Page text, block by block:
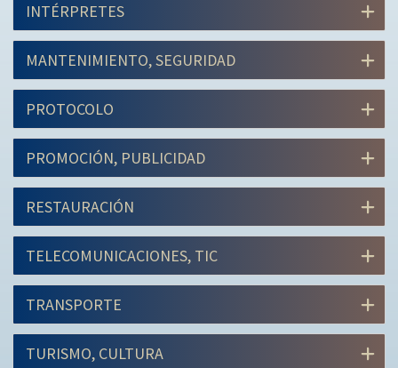
INTÉRPRETES
MANTENIMIENTO, SEGURIDAD
PROTOCOLO
PROMOCIÓN, PUBLICIDAD
RESTAURACIÓN
TELECOMUNICACIONES, TIC
TRANSPORTE
TURISMO, CULTURA